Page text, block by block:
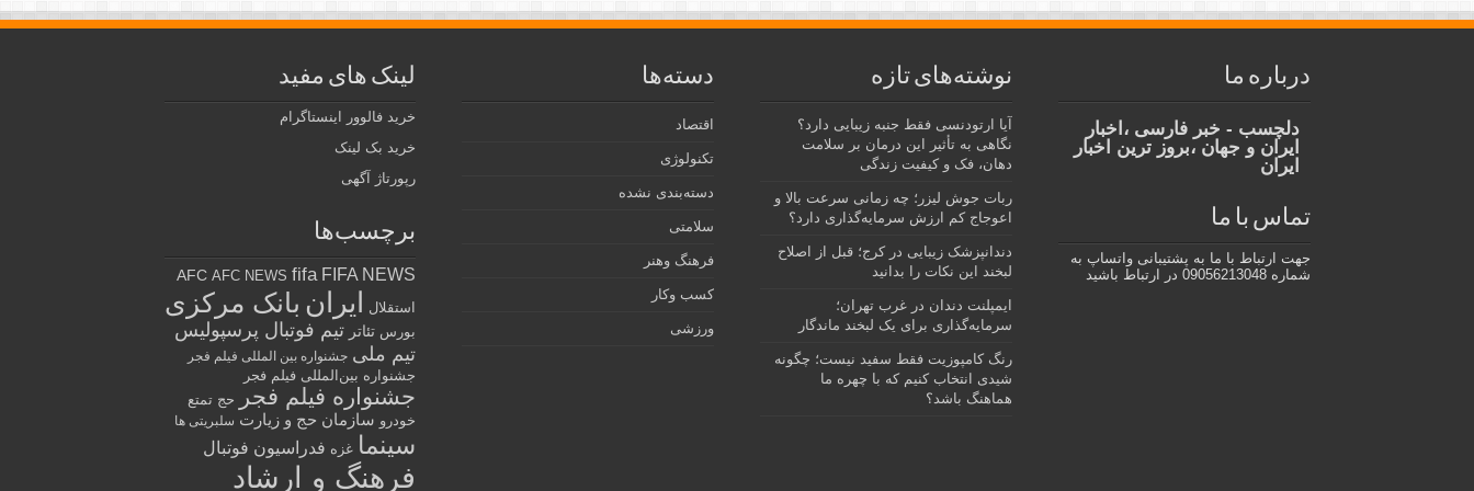
درباره ما
دلچسب - خبر فارسی ،اخبار
ایران و جهان ،بروز ترین اخبار
ایران
تماس با ما
جهت ارتباط با ما به پشتیبانی واتساپ به
شماره 09056213048 در ارتباط باشید
نوشته‌های تازه
آیا ارتودنسی فقط جنبه زیبایی دارد؟
نگاهی به تأثیر این درمان بر سلامت
دهان، فک و کیفیت زندگی
ربات جوش لیزر؛ چه زمانی سرعت بالا و
اعوجاج کم ارزش سرمایه‌گذاری دارد؟
دندانپزشک زیبایی در کرج؛ قبل از اصلاح
لبخند این نکات را بدانید
ایمپلنت دندان در غرب تهران؛
سرمایه‌گذاری برای یک لبخند ماندگار
رنگ کامپوزیت فقط سفید نیست؛ چگونه
شیدی انتخاب کنیم که با چهره ما
هماهنگ باشد؟
دسته‌ها
اقتصاد
تکنولوژی
دسته‌بندی نشده
سلامتی
فرهنگ وهنر
کسب وکار
ورزشی
لینک های مفید
خرید فالوور اینستاگرام
خرید بک لینک
رپورتاژ آگهی
برچسب‌ها
AFC AFC NEWS fifa FIFA NEWS
استقلال ایران بانک مرکزی
بورس تئاتر تیم فوتبال پرسپولیس
تیم ملی جشنواره بین المللی فیلم فجر
جشنواره بین‌المللی فیلم فجر
جشنواره فیلم فجر
حج تمتع
خودرو سازمان حج و زیارت سلبریتی ها
سینما غزه فدراسیون فوتبال
فرهنگ و ارشاد